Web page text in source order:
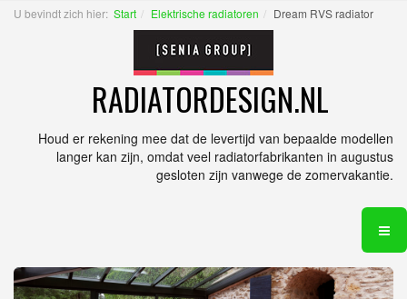
U bevindt zich hier: Start Elektrische radiatoren Dream RVS radiator
RADIATORDESIGN.NL
Houd er rekening mee dat de levertijd van bepaalde modellen
langer kan zijn, omdat veel radiatorfabrikanten in augustus
gesloten zijn vanwege de zomervakantie.